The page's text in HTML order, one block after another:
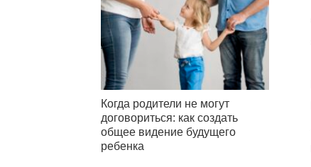
Когда родители не могут
договориться: как создать
общее видение будущего
ребенка